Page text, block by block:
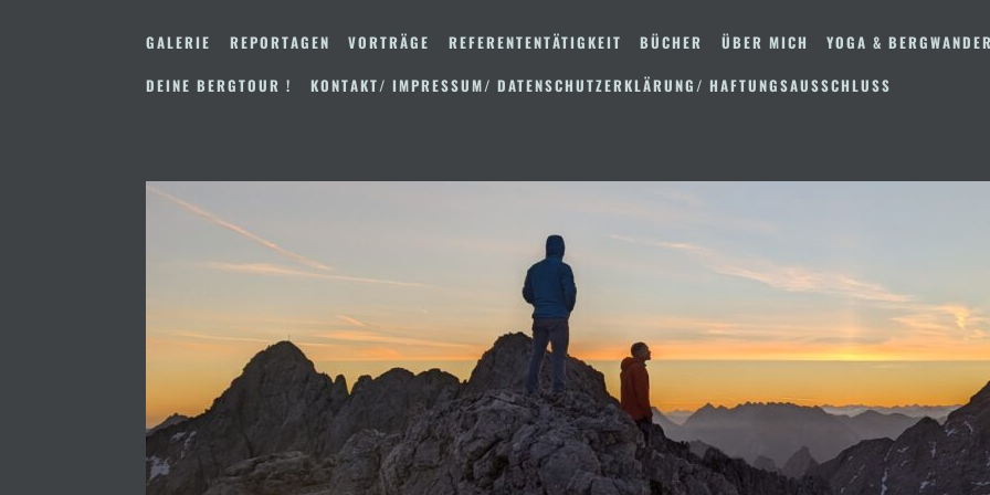
Inhalt
GALERIE REPORTAGEN VORTRÄGE REFERENTENTÄTIGKEIT BÜCHER ÜBER MICH
YOGA &
DEINE BERGTOUR !
KONTAKT/ IMPRESSUM/ DATENSCHUTZERKLÄRUNG/ HAFTUNGSAUSSCHLUSS